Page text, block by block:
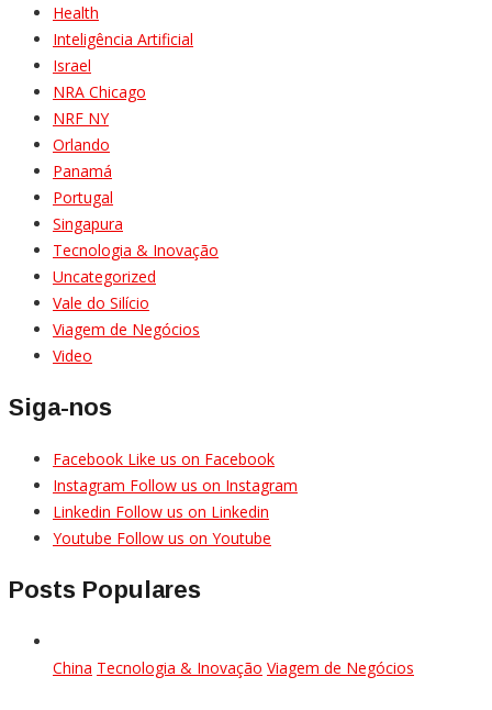
Health
Inteligência Artificial
Israel
NRA Chicago
NRF NY
Orlando
Panamá
Portugal
Singapura
Tecnologia & Inovação
Uncategorized
Vale do Silício
Viagem de Negócios
Video
Siga-nos
Facebook Like us on Facebook
Instagram Follow us on Instagram
Linkedin Follow us on Linkedin
Youtube Follow us on Youtube
Posts Populares
China Tecnologia & Inovação Viagem de Negócios